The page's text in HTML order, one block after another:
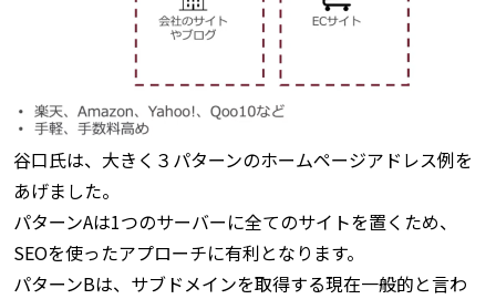
谷口氏は、大きく３パターンのホームページアドレス例を
あげました。
パターンAは1つのサーバーに全てのサイトを置くため、
SEOを使ったアプローチに有利となります。
パターンBは、サブドメインを取得する現在一般的と言わ